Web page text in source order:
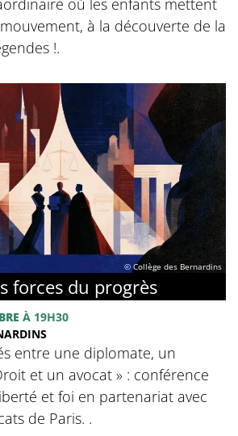
où les enfants mettent
à la découverte de la
!.
© Collège des Bernardins
forces du progrès
À 19H30
entre une diplomate, un
et un avocat » : conférence
et foi en partenariat avec
de Paris. .